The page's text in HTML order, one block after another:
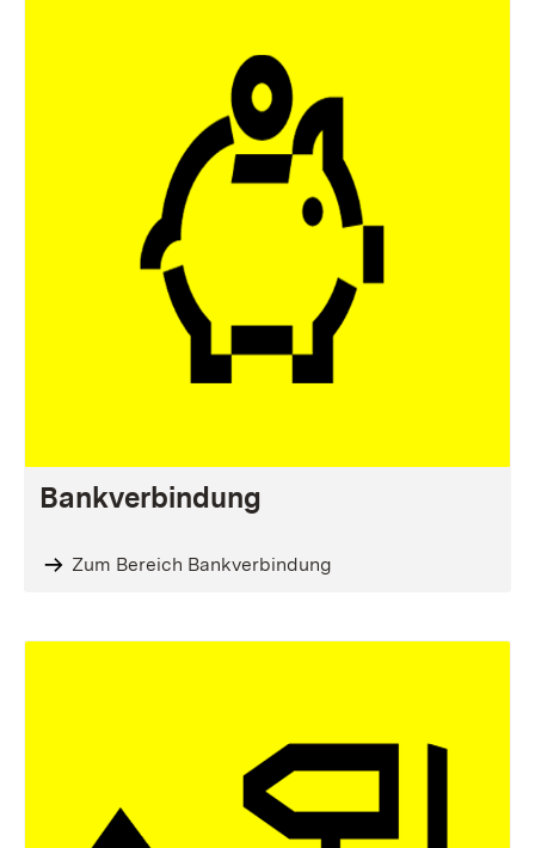
Bankverbindung
Zum Bereich Bankverbindung